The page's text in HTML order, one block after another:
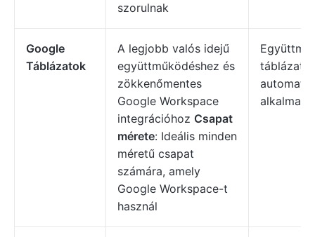
szorulnak
Google
Táblázatok
A legjobb valós idejű
együttműködéshez és
zökkenőmentes
Google Workspace
integrációhoz Csapat
mérete: Ideális minden
méretű csapat
számára, amely
Google Workspace-t
használ